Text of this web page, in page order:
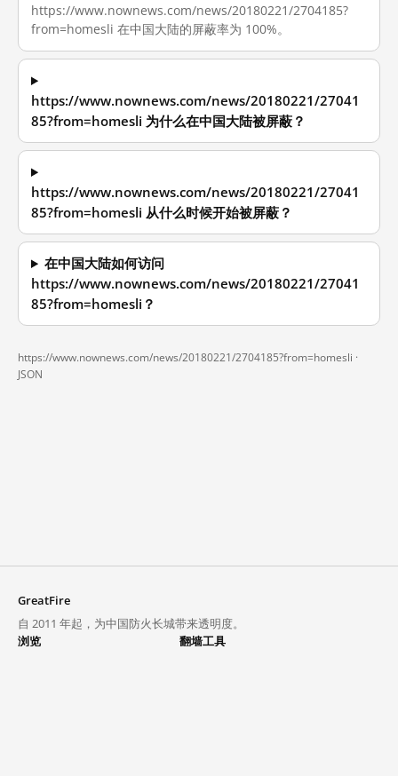
https://www.nownews.com/news/20180221/2704185?
from=homesli 在中国大陆的屏蔽率为 100%。
https://www.nownews.com/news/20180221/27041
85?from=homesli 为什么在中国大陆被屏蔽？
https://www.nownews.com/news/20180221/27041
85?from=homesli 从什么时候开始被屏蔽？
在中国大陆如何访问
https://www.nownews.com/news/20180221/27041
85?from=homesli？
https://www.nownews.com/news/20180221/2704185?from=homesli ·
JSON
GreatFire
自 2011 年起，为中国防火长城带来透明度。
浏览
翻墙工具